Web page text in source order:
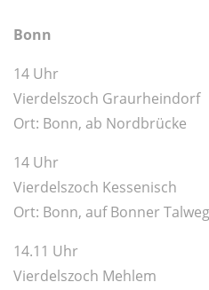
Bonn
14 Uhr
Vierdelszoch Graurheindorf
Ort: Bonn, ab Nordbrücke
14 Uhr
Vierdelszoch Kessenisch
Ort: Bonn, auf Bonner
14.11 Uhr
Vierdelszoch Mehlem